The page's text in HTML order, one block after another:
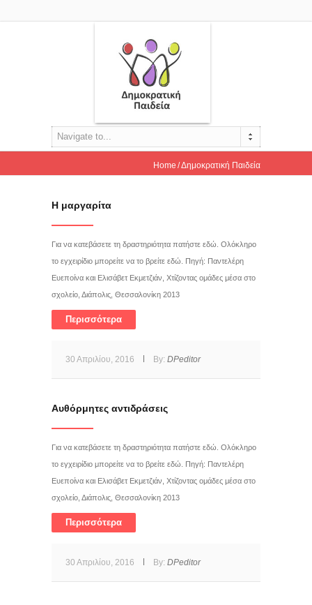
Navigate to...
Home Δημοκρατική Παιδεία
Η μαργαρίτα
Για να κατεβάσετε τη δραστηριότητα πατήστε εδώ. Ολόκληρο
το εγχειρίδιο μπορείτε να το βρείτε εδώ. Πηγή: Παντελέρη
Ευεποίνα και Ελισάβετ Εκμετζιάν, Χτίζοντας ομάδες μέσα στο
σχολείο, Διάπολις, Θεσσαλονίκη 2013
Περισσότερα
30 Απριλίου, 2016 By: DPeditor
Αυθόρμητες αντιδράσεις
Για να κατεβάσετε τη δραστηριότητα πατήστε εδώ. Ολόκληρο
το εγχειρίδιο μπορείτε να το βρείτε εδώ. Πηγή: Παντελέρη
Ευεποίνα και Ελισάβετ Εκμετζιάν, Χτίζοντας ομάδες μέσα στο
σχολείο, Διάπολις, Θεσσαλονίκη 2013
Περισσότερα
30 Απριλίου, 2016 By: DPeditor